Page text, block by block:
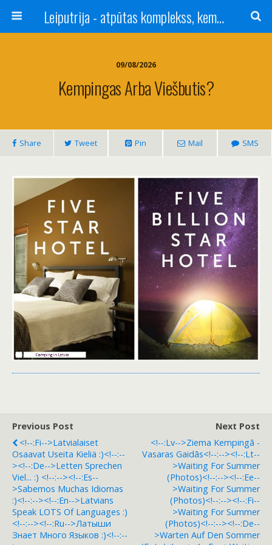
Leiputrija - atpūtas komplekss, kempings, viesu nams pie Rīgas / Camping, caravan site, bed and breakfast near Riga / Camping, caravanas, bungalows Letonia / Campingplatz, Caravanpark, Zimmer in Lettland / Kемпинг и гостевой дом к Риги
09/08/2026
Kempingas Arba Viešbutis?
Share Tweet Pin Mail SMS
Previous Post
<!--:fi-->Latvialaiset
Osaavat Useita Kieliä :)<!--:--
><!--:de-->Letten Sprechen
Viel... :) <!--:--><!--:es--
>Sabemos Muchas Idiomas
:)<!--:--><!--:en-->Latvians
Speak LOTS Of Languages :)
<!--:--><!--:ru-->Латыши
Знает Много Языков :)<!--:--
Next Post
<!--:lv-->Ziema Kempingā -
Vasaras Gaidās<!--:--><!--:lt--
>Waiting For Summer
(photos)<!--:--><!--:ee--
>Waiting For Summer
(photos)<!--:--><!--:fi--
>Waiting For Summer
(photos)<!--:--><!--:de--
>Warten Auf Den Sommer